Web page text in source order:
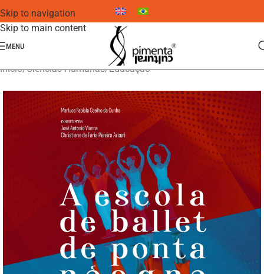
Skip to navigation
Skip to main content
MENU
Início/Ciências Humanas/Educação